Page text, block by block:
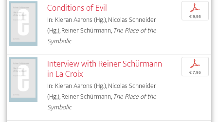
Conditions of Evil
In: Kieran Aarons (Hg.), Nicolas Schneider
(Hg.), Reiner Schürmann,The Place of the
Symbolic
p
€ 9,95
Interview with Reiner Schürmann
in La Croix
In: Kieran Aarons (Hg.), Nicolas Schneider
(Hg.), Reiner Schürmann,The Place of the
Symbolic
p
€ 7,95